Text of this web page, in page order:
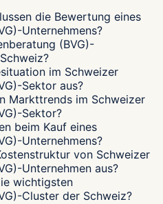
die Bewertung eines
Unternehmens?
(BVG)-
im Schweizer
Sektor aus?
Markttrends im Schweizer
Sektor?
beim Kauf eines
Unternehmens?
von Schweizer
Unternehmen aus?
wichtigsten
Cluster der Schweiz?